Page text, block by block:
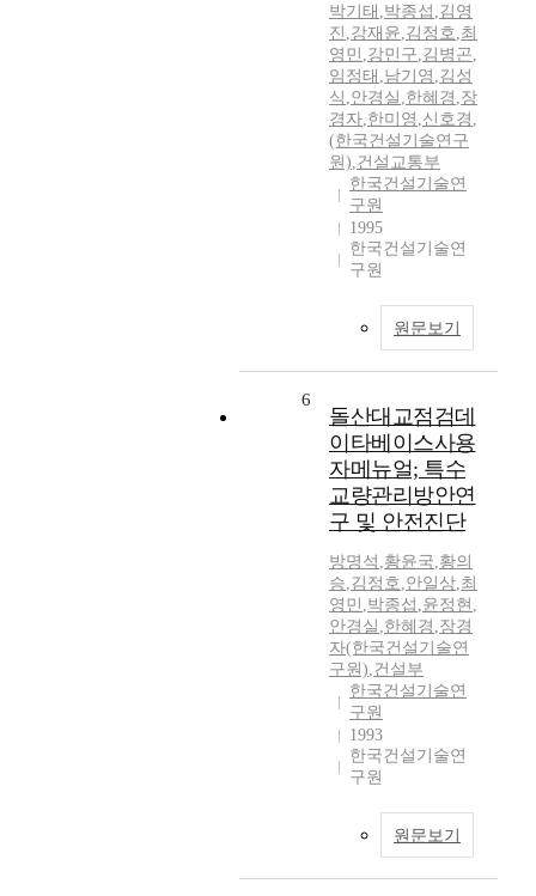
박기태 ,박종섭 ,김영
진 ,강재윤,김정호,최
영민 ,강민구,김병곤,
임정태 ,남기영 ,김성
식 ,안경실 ,한혜경 ,장
경자,한미영 ,신호경 ,
(한국건설기술연구
원),건설교통부
한국건설기술연
구원
1995
한국건설기술연
구원
원문보기
6
돌산대교점검데
이타베이스사용
자메뉴얼; 특수
교량관리방안연
구 및 안전진단
방명석 ,황윤국,황의
승,김정호,안일상,최
영민 ,박종섭 ,윤정현 ,
안경실 ,한혜경 ,장경
자(한국건설기술연
구원),건설부
한국건설기술연
구원
1993
한국건설기술연
구원
원문보기